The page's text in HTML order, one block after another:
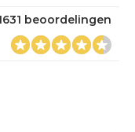
beoordelingen